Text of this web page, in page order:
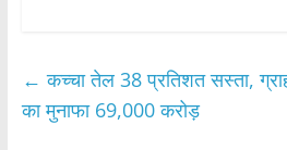
e
b
er s
A
e
← कच्चा तेल 38 प्रतिशत सस्ता,
का मुनाफा 69,000 करोड़